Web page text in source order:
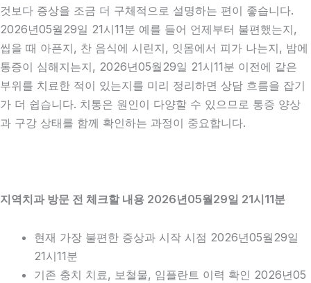
것보다 증상을 조금 더 구체적으로 설명하는 편이 좋습니다.
2026년05월29일 21시11분 예를 들어 언제부터 불편했는지,
씹을 때 아픈지, 찬 음식에 시린지, 잇몸에서 피가 나는지, 밤에
통증이 심해지는지, 2026년05월29일 21시11분 이전에 같은
부위를 치료한 적이 있는지를 미리 정리하면 상담 흐름을 잡기
가 더 쉽습니다. 치통은 원인이 다양할 수 있으므로 통증 양상
과 구강 상태를 함께 확인하는 과정이 중요합니다.
지역치과 방문 전 체크할 내용 2026년05월29일 21시11분
현재 가장 불편한 증상과 시작 시점 2026년05월29일
21시11분
기존 충치 치료, 보철물, 임플란트 이력 확인 2026년05